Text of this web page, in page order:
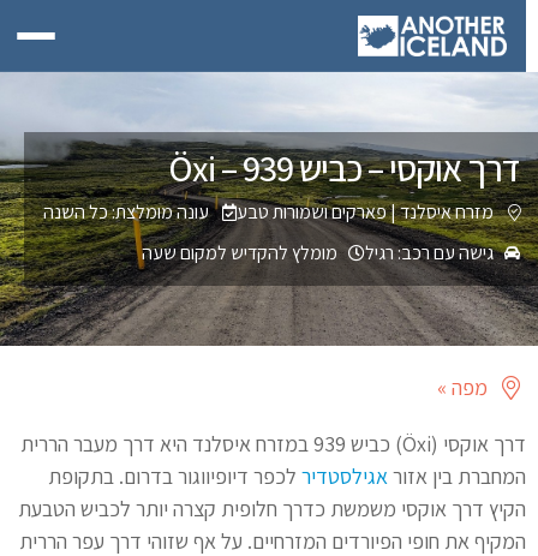
דרך אוקסי – כביש 939 – Öxi
מזרח איסלנד|פארקים ושמורות טבע
עונה מומלצת: כל השנה
גישה עם רכב: רגיל
מומלץ להקדיש למקום שעה
מפה »
דרך אוקסי (Öxi) כביש 939 במזרח איסלנד היא דרך מעבר הררית
המחברת בין אזוראגילסטדירלכפר דיופיווגור בדרום. בתקופת
הקיץ דרך אוקסי משמשת כדרך חלופית קצרה יותר לכביש הטבעת
המקיף את חופי הפיורדים המזרחיים. על אף שזוהי דרך עפר הררית